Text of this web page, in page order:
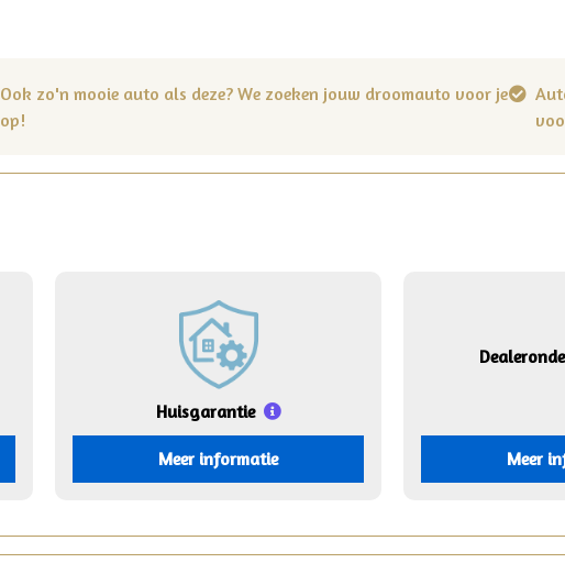
Ook zo'n mooie auto als deze? We zoeken jouw droomauto voor je
op!
Huisgarantie
Meer informatie Meer